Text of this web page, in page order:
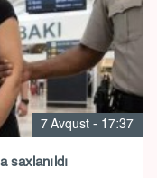
7 Avqust - 17:37
saxlanıldı